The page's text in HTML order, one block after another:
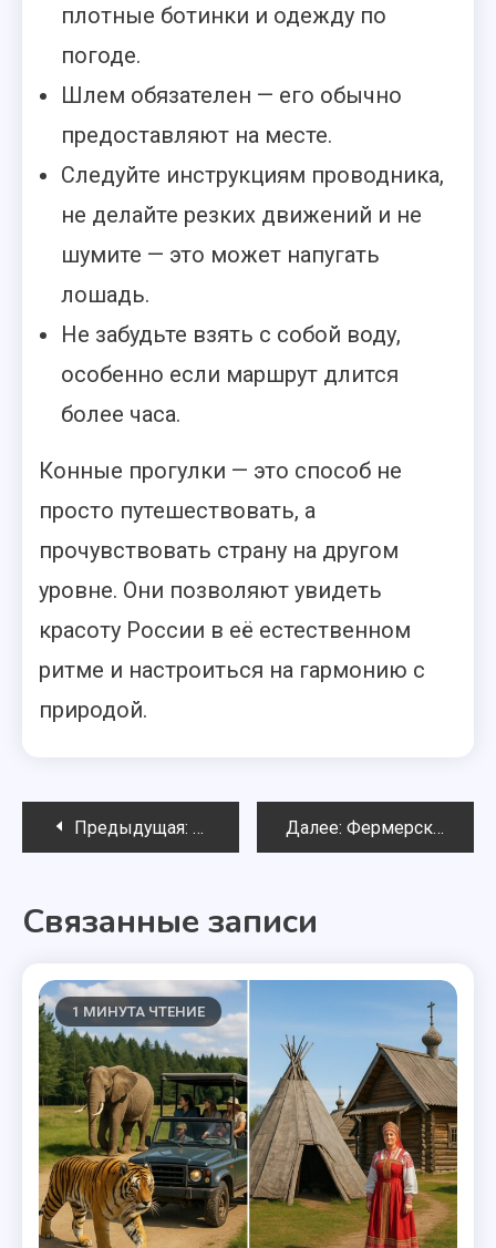
плотные ботинки и одежду по
погоде.
Шлем обязателен — его обычно
предоставляют на месте.
Следуйте инструкциям проводника,
не делайте резких движений и не
шумите — это может напугать
лошадь.
Не забудьте взять с собой воду,
особенно если маршрут длится
более часа.
Конные прогулки — это способ не
просто путешествовать, а
прочувствовать страну на другом
уровне. Они позволяют увидеть
красоту России в её естественном
ритме и настроиться на гармонию с
природой.
Навигация
записям
Предыдущая: Парапланеризм в России: где
Далее: Фермерские усадьбы и агротуризм: отдых с сельским колоритом
Связанные записи
1 МИНУТА ЧТЕНИЕ